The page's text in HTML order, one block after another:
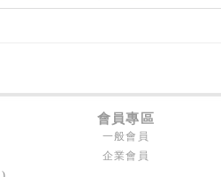
會員專區
一般會員
企業會員